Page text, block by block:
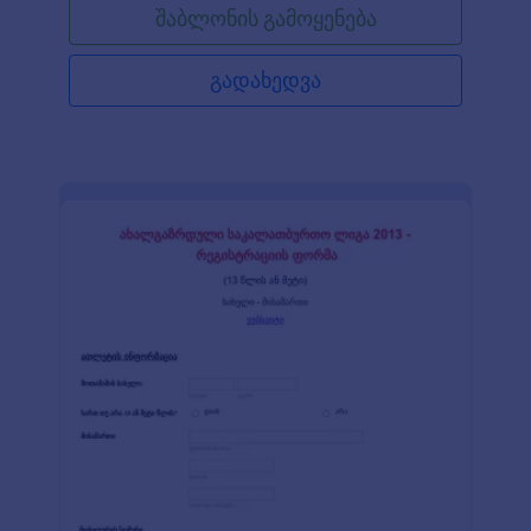
მიიღოთ ონლაინ გადახდები, დააკავშიროთ
მონაცემები თქვენს CRM სისტემას, დაამატოთ
თქვენი ლოგო, ვიზუალური და საინფორმაციო
კონტენტი, შეცვალოთ ფონური სურათი, ფონტები
შაბლონის გამოყენება
გადახედვა